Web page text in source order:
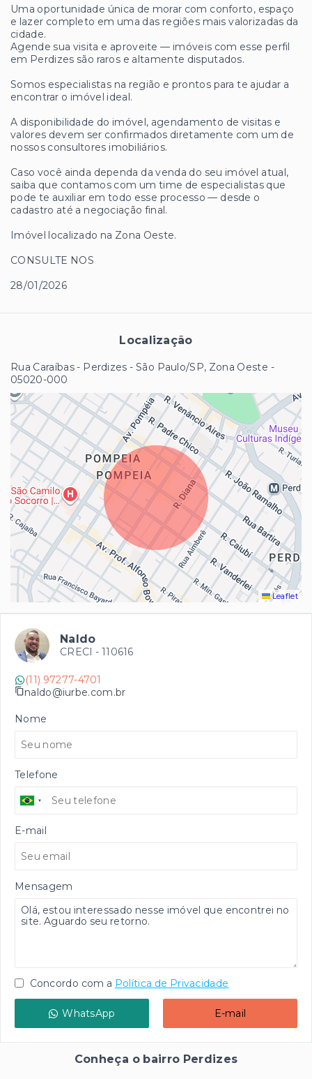
Uma oportunidade única de morar com conforto, espaço
e lazer completo em uma das regiões mais valorizadas da
cidade.
Agende sua visita e aproveite — imóveis com esse perfil
em Perdizes são raros e altamente disputados.
Somos especialistas na região e prontos para te ajudar a
encontrar o imóvel ideal.
A disponibilidade do imóvel, agendamento de visitas e
valores devem ser confirmados diretamente com um de
nossos consultores imobiliários.
Caso você ainda dependa da venda do seu imóvel atual,
saiba que contamos com um time de especialistas que
pode te auxiliar em todo esse processo — desde o
cadastro até a negociação final.
Imóvel localizado na Zona Oeste.
CONSULTE NOS
28/01/2026
Localização
Rua Caraíbas - Perdizes - São Paulo/SP, Zona Oeste -
05020-000
Leaflet
Naldo
CRECI - 110616
(11) 97277-4701
naldo@iurbe.com.br
Nome
Telefone
E-mail
Mensagem
Concordo com a Política de Privacidade
WhatsApp E-mail
Conheça o bairro Perdizes